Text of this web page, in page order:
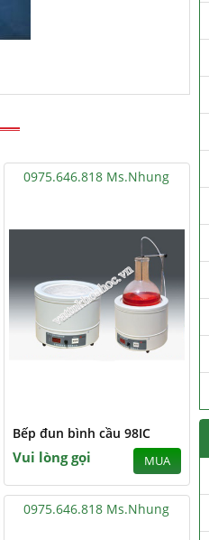
0975.646.818 Ms.Nhung
Bếp đun bình cầu 98IC
Vui lòng gọi MUA
0975.646.818 Ms.Nhung